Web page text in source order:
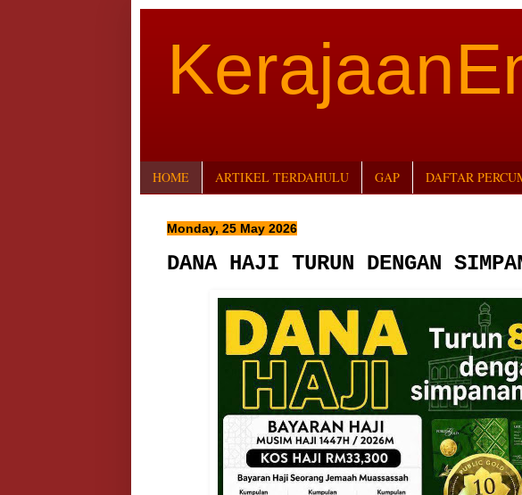
HOME ARTIKEL TERDAHULU GAP DAFTAR
Monday, 25 May 2026
DANA HAJI TURUN DENGAN